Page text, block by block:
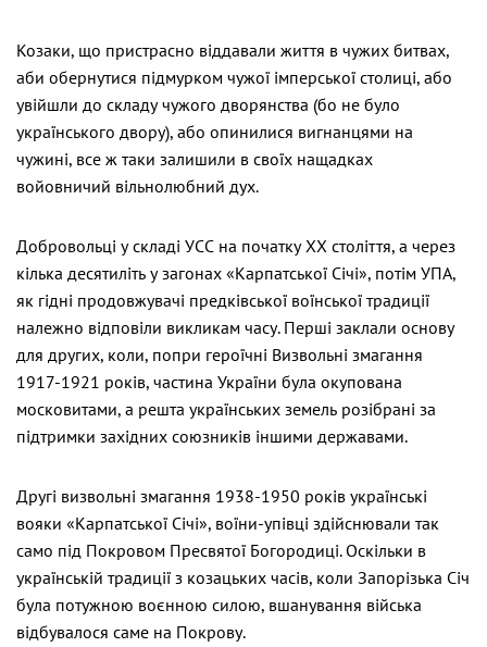
Козаки, що пристрасно віддавали життя в чужих битвах,
аби обернутися підмурком чужої імперської столиці, або
увійшли до складу чужого дворянства (бо не було
українського двору), або опинилися вигнанцями на
чужині, все ж таки залишили в своїх нащадках
войовничий вільнолюбний дух.
Добровольці у складі УСС на початку ХХ століття, а через
кілька десятиліть у загонах «Карпатської Січі», потім УПА,
як гідні продовжувачі предківської воїнської традиції
належно відповіли викликам часу. Перші заклали основу
для других, коли, попри героїчні Визвольні змагання
1917-1921 років, частина України була окупована
московитами, а решта українських земель розібрані за
підтримки західних союзників іншими державами.
Другі визвольні змагання 1938-1950 років українські
вояки «Карпатської Січі», воїни-упівці здійснювали так
само під Покровом Пресвятої Богородиці. Оскільки в
українській традиції з козацьких часів, коли Запорізька Січ
була потужною воєнною силою, вшанування війська
відбувалося саме на Покрову.